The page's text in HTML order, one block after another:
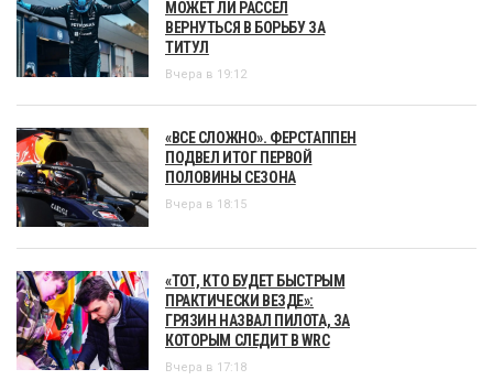
МОЖЕТ ЛИ РАССЕЛ
ВЕРНУТЬСЯ В БОРЬБУ ЗА
ТИТУЛ
Вчера в 19:12
«ВСЕ СЛОЖНО». ФЕРСТАППЕН
ПОДВЕЛ ИТОГ ПЕРВОЙ
ПОЛОВИНЫ СЕЗОНА
Вчера в 18:15
«ТОТ, КТО БУДЕТ БЫСТРЫМ
ПРАКТИЧЕСКИ ВЕЗДЕ»:
ГРЯЗИН НАЗВАЛ ПИЛОТА, ЗА
КОТОРЫМ СЛЕДИТ В WRC
Вчера в 17:18